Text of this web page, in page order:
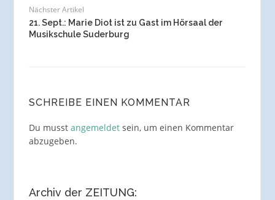
Nächster Artikel
21. Sept.: Marie Diot ist zu Gast im Hörsaal der
Musikschule Suderburg
SCHREIBE EINEN KOMMENTAR
Du musst angemeldetsein, um einen Kommentar
abzugeben.
Archiv der ZEITUNG: